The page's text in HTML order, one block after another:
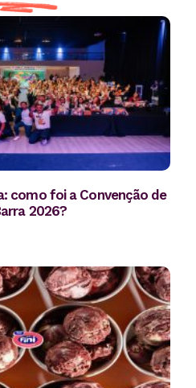
como foi a Convenção de
2026?